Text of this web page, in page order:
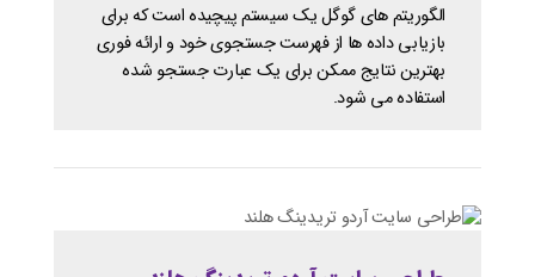
الگوریتم های گوگل یک سیستم پیچیده است که برای
بازیابی داده ها از فهرست جستجوی خود و ارائه فوری
بهترین نتایج ممکن برای یک عبارت جستجو شده
استفاده می شود.